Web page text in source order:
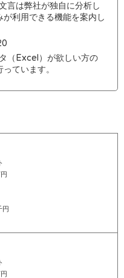
言は弊社が独自に分析し
が利用できる機能を案内し
（Excel）が欲しい方の
っています。
円